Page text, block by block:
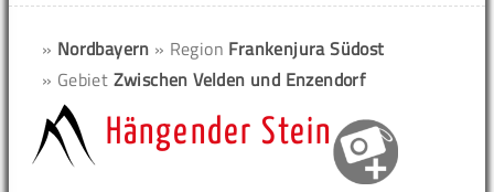
» Nordbayern » Region Frankenjura Südost
» Gebiet Zwischen Velden und Enzendorf
Hängender Stein